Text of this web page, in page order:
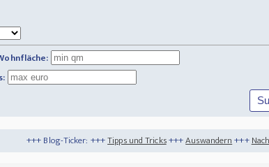
+++Tipps und Tricks+++Auswandern+++Nachhaltigkeit+++